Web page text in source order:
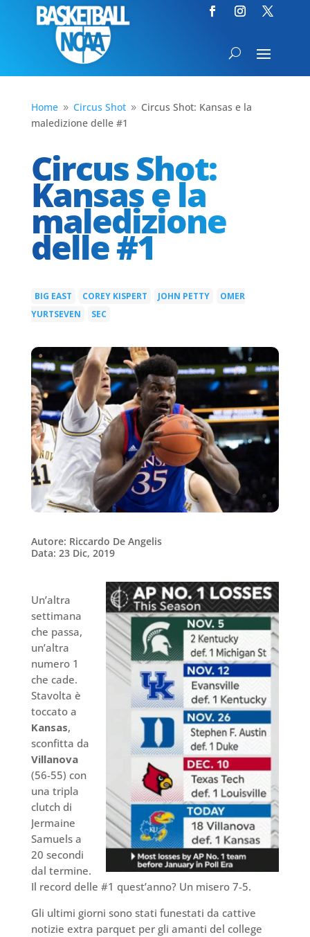
Home 9 Circus Shot 9 Circus Shot: Kansas e la
maledizione delle #1
Circus Shot:
Kansas e la
maledizione
delle #1
BIG EAST COREY KISPERT JOHN PETTY
OMER
YURTSEVEN
SEC
Autore: Riccardo De Angelis
Data: 23 Dic, 2019
Un’altra
settimana
che passa,
un’altra
numero 1
che cade.
Stavolta è
toccato a
Kansas,
sconfitta da
Villanova
(56-55) con
una tripla
clutch di
Jermaine
Samuels a
20 secondi
dal termine.
Il record delle #1 quest’anno? Un misero 7-5.
Gli ultimi giorni sono stati funestati da cattive
notizie extra parquet per gli amanti del college